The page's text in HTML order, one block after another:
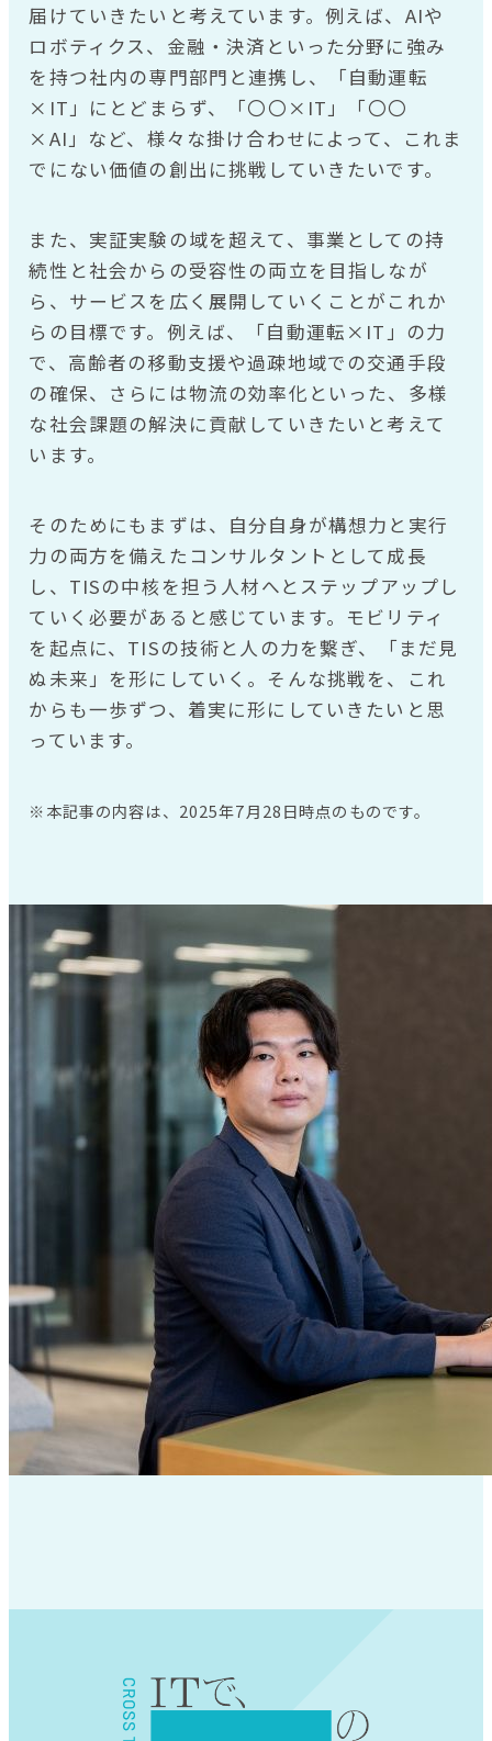
届けていきたいと考えています。例えば、AIや
ロボティクス、金融・決済といった分野に強み
を持つ社内の専門部門と連携し、「自動運転
×IT」にとどまらず、「〇〇×IT」「〇〇
×AI」など、様々な掛け合わせによって、これま
でにない価値の創出に挑戦していきたいです。
また、実証実験の域を超えて、事業としての持
続性と社会からの受容性の両立を目指しなが
ら、サービスを広く展開していくことがこれか
らの目標です。例えば、「自動運転×IT」の力
で、高齢者の移動支援や過疎地域での交通手段
の確保、さらには物流の効率化といった、多様
な社会課題の解決に貢献していきたいと考えて
います。
そのためにもまずは、自分自身が構想力と実行
力の両方を備えたコンサルタントとして成長
し、TISの中核を担う人材へとステップアップし
ていく必要があると感じています。モビリティ
を起点に、TISの技術と人の力を繋ぎ、「まだ見
ぬ未来」を形にしていく。そんな挑戦を、これ
からも一歩ずつ、着実に形にしていきたいと思
っています。
※本記事の内容は、2025年7月28日時点のものです。